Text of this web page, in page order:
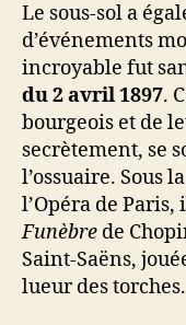
Le sous-sol a
d’événements
incroyable fut
du 2 avril 1897.
bourgeois et de
secrètement, se
l’ossuaire. Sous
l’Opéra de
Funèbre de
Saint-Saëns,
lueur des torches.